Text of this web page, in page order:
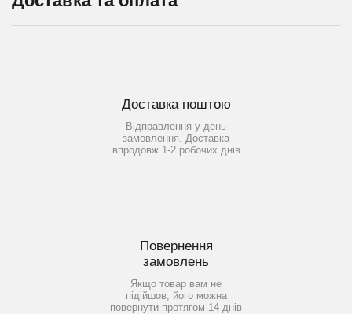
Доставка поштою
Відправлення у день
замовлення. Доставка
впродовж 1-2 робочих днів
Повернення
замовлень
Якщо товар вам не
підійшов, його можна
повернути протягом 14 днів